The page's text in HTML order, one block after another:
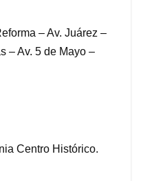
– Av. Juárez –
– Av. 5 de Mayo –
Centro Histórico.